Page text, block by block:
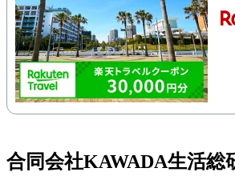
合同会社KAWADA生活